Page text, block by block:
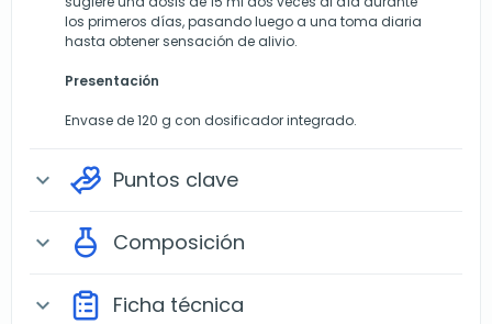
los primeros días, pasando luego a una toma diaria
hasta obtener sensación de alivio.
Presentación
Envase de 120 g con dosificador integrado.
expand_more Puntos clave
expand_more Composición
expand_more Ficha técnica